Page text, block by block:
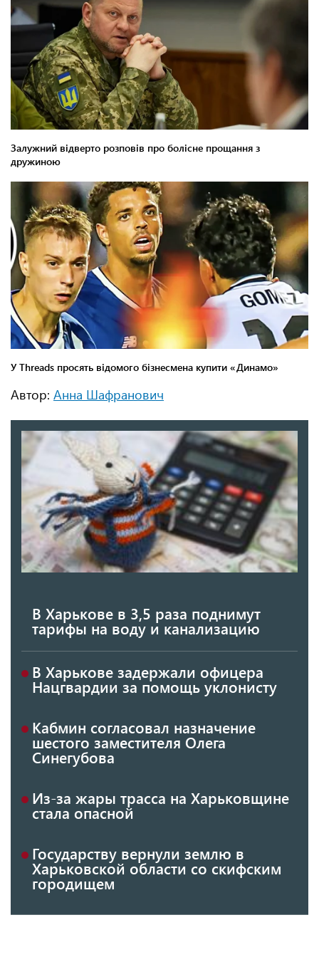
Автор: Анна Шафранович
В Харькове в 3,5 раза поднимут
тарифы на воду и канализацию
В Харькове задержали офицера
Нацгвардии за помощь уклонисту
Кабмин согласовал назначение
шестого заместителя Олега
Синегубова
Из-за жары трасса на Харьковщине
стала опасной
Государству вернули землю в
Харьковской области со скифским
городищем